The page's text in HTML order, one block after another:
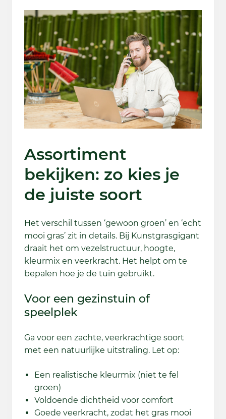
Assortiment
bekijken: zo kies je
de juiste soort
Het verschil tussen ‘gewoon groen’ en ‘echt
mooi gras’ zit in details. Bij Kunstgrasgigant
draait het om vezelstructuur, hoogte,
kleurmix en veerkracht. Het helpt om te
bepalen hoe je de tuin gebruikt.
Voor een gezinstuin of
speelplek
Ga voor een zachte, veerkrachtige soort
met een natuurlijke uitstraling. Let op:
Een realistische kleurmix (niet te fel
groen)
Voldoende dichtheid voor comfort
Goede veerkracht, zodat het gras mooi